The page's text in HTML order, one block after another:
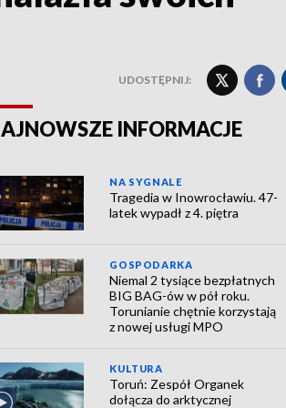
UDOSTĘPNIJ:
INFORMACJE
NA SYGNALE
Tragedia w Inowrocławiu. 47-
latek wypadł z 4. piętra
GOSPODARKA
Niemal 2 tysiące bezpłatnych
BIG BAG-ów w pół roku.
Torunianie chętnie korzystają
z nowej usługi MPO
KULTURA
Toruń: Zespół Organek
dołącza do arktycznej